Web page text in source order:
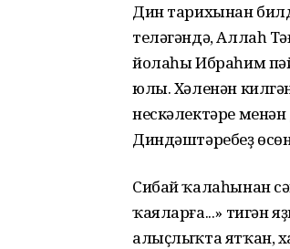
Дин тарихынан
теләгәндә, Аллаһ
йолаһы Ибраһим
юлы. Хәленән
нескәлектәре
Диндәштәребеҙ
Сибай ҡалаһынан
ҡаяларға...» тигән
алыҫлыҡта ятҡан,